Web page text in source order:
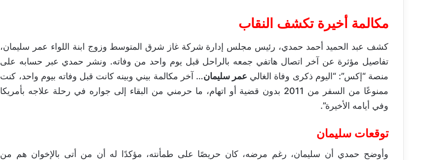
مكالمة أخيرة تكشف النقاب
كشف عبد الحميد أحمد حمدي، رئيس مجلس إدارة شركة غاز شرق المتوسط وزوج ابنة اللواء عمر سليمان،
تفاصيل مؤثرة عن آخر اتصال هاتفي جمعه بالراحل قبل يوم واحد من وفاته. ونشر حمدي عبر حسابه على
منصة “إكس”: “اليوم ذكرى وفاة الغالي عمر سليمان… آخر مكالمة بيني وبينه كانت قبل وفاته بيوم واحد، كنت
ممنوعًا من السفر من 2011 بدون قضية أو اتهام، ما حرمني من البقاء إلى جواره في رحلة علاجه بأمريكا
وفي أيامه الأخيرة”.
توقعات سليمان
وأوضح حمدي أن سليمان، رغم مرضه، كان حريصًا على طمأنته، مؤكدًا له أن من أتى بالإخوان هم من